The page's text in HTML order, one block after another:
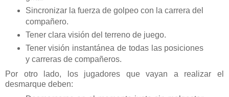
Sincronizar la fuerza de golpeo con la carrera del
compañero.
Tener clara visión del terreno de juego.
Tener visión instantánea de todas las posiciones
y carreras de compañeros.
Por otro lado, los jugadores que vayan a realizar el
desmarque deben: